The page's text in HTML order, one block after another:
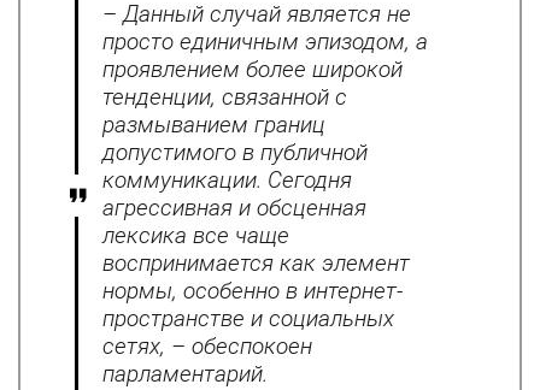
– Данный случай является не
просто единичным эпизодом, а
проявлением более широкой
тенденции, связанной с
размыванием границ
допустимого в публичной
коммуникации. Сегодня
агрессивная и обсценная
лексика все чаще
воспринимается как элемент
нормы, особенно в интернет-
пространстве и социальных
сетях, – обеспокоен
парламентарий.